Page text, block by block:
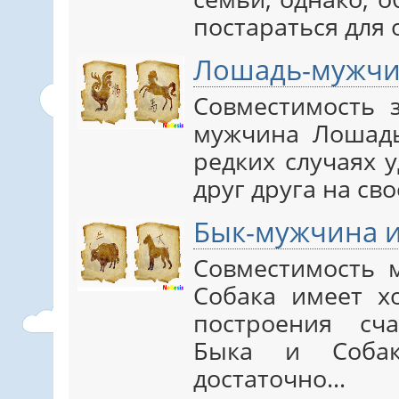
постараться
Лошадь-
мужчина
редких случаях
друг друга на
Бык-мужчина
Собака имеет
построения
Быка и
достаточно…